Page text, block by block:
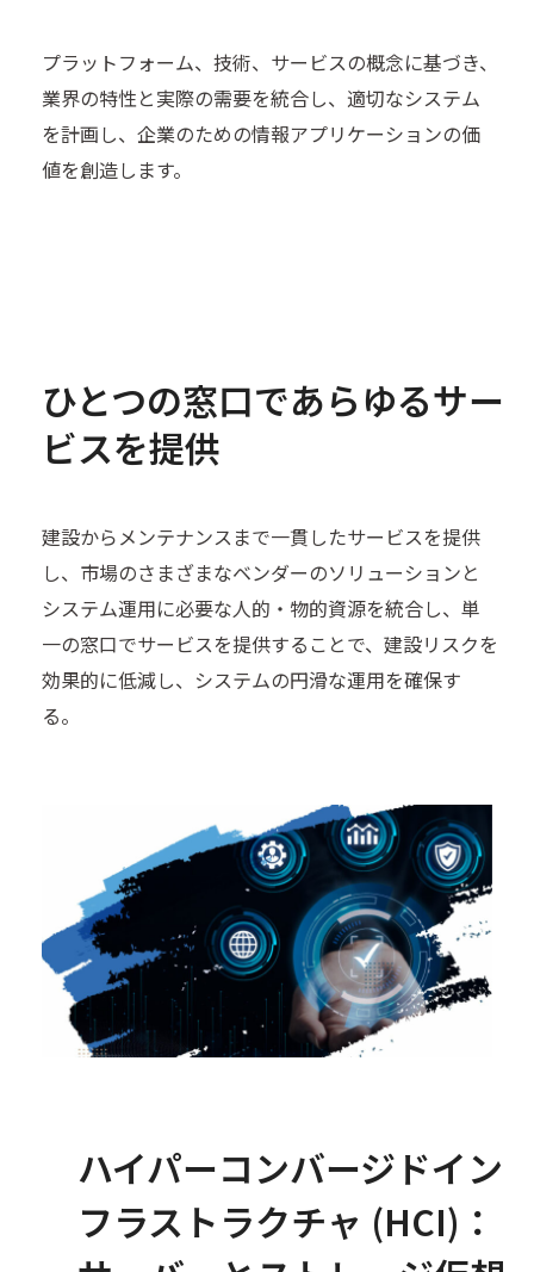
プラットフォーム、技術、サービスの概念に基づき、
業界の特性と実際の需要を統合し、適切なシステム
を計画し、企業のための情報アプリケーションの価
値を創造します。
ひとつの窓口であらゆるサー
ビスを提供
建設からメンテナンスまで一貫したサービスを提供
し、市場のさまざまなベンダーのソリューションと
システム運用に必要な人的・物的資源を統合し、単
一の窓口でサービスを提供することで、建設リスクを
効果的に低減し、システムの円滑な運用を確保す
る。
ハイパーコンバージドイン
フラストラクチャ (HCI)：